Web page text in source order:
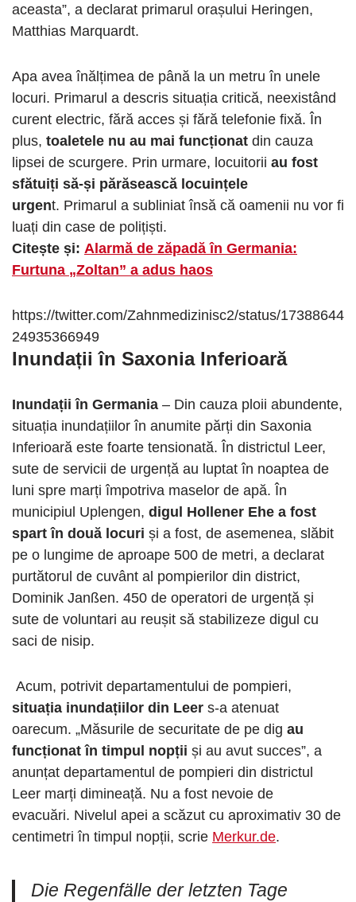
aceasta”, a declarat primarul orașului Heringen,
Matthias Marquardt.
Apa avea înălțimea de până la un metru în unele
locuri. Primarul a descris situația critică, neexistând
curent electric, fără acces și fără telefonie fixă. În
plus, toaletele nu au mai funcționat din cauza
lipsei de scurgere. Prin urmare, locuitorii au fost
sfătuiți să-și părăsească locuințele
urgent. Primarul a subliniat însă că oamenii nu vor fi
luați din case de polițiști.
Citește și: Alarmă de zăpadă în Germania:
Furtuna „Zoltan” a adus haos
https://twitter.com/Zahnmedizinisc2/status/17388644
24935366949
Inundații în Saxonia Inferioară
Inundații în Germania – Din cauza ploii abundente,
situația inundațiilor în anumite părți din Saxonia
Inferioară este foarte tensionată. În districtul Leer,
sute de servicii de urgență au luptat în noaptea de
luni spre marți împotriva maselor de apă. În
municipiul Uplengen, digul Hollener Ehe a fost
spart în două locuri și a fost, de asemenea, slăbit
pe o lungime de aproape 500 de metri, a declarat
purtătorul de cuvânt al pompierilor din district,
Dominik Janßen. 450 de operatori de urgență și
sute de voluntari au reușit să stabilizeze digul cu
saci de nisip.
Acum, potrivit departamentului de pompieri,
situația inundațiilor din Leer s-a atenuat
oarecum. „Măsurile de securitate de pe dig au
funcționat în timpul nopții și au avut succes”, a
anunțat departamentul de pompieri din districtul
Leer marți dimineață. Nu a fost nevoie de
evacuări. Nivelul apei a scăzut cu aproximativ 30 de
centimetri în timpul nopții, scrie Merkur.de.
Die Regenfälle der letzten Tage